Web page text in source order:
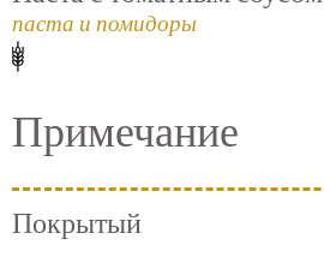
паста и помидоры
Примечание
Покрытый